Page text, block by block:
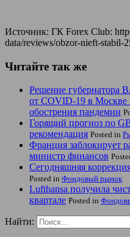
Источник: ГК Forex Club:
data/reviews/obzor-nieft-stabil-
Читайте так же
Решение губернатора
от COVID-19 в Москве
обострения пандемии
Горящий прогноз по
рекомендация Posted in
Франция заблокирует
министр финансов
Сегодняшняя
Posted in Фондовый рынок
Lufthansa получила
квартале Posted in
Найти: